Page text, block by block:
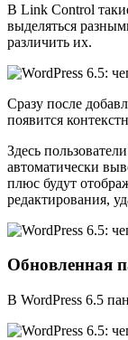
В Link Control
выделяться
различить их.
Сразу после
появится
Здесь
автоматически
плюс будут
редактирования,
Обновленная
В WordPress 6.5